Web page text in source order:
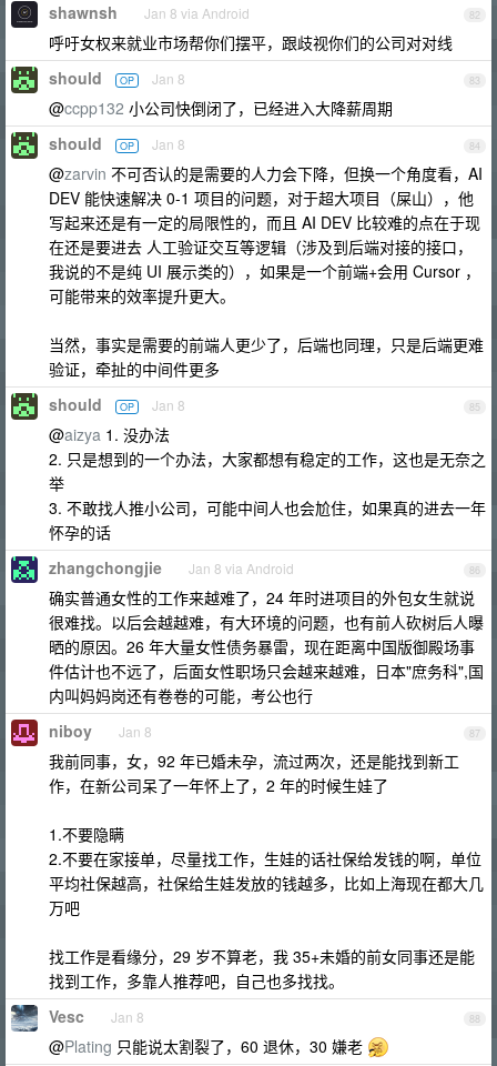
82
shawnsh Jan 8 via Android
呼吁女权来就业市场帮你们摆平，跟歧视你们的公司对对线
83
should OP Jan 8
@ccpp132 小公司快倒闭了，已经进入大降薪周期
84
should OP Jan 8
@zarvin 不可否认的是需要的人力会下降，但换一个角度看，AI
DEV 能快速解决 0-1 项目的问题，对于超大项目（屎山），他
写起来还是有一定的局限性的，而且 AI DEV 比较难的点在于现
在还是要进去 人工验证交互等逻辑（涉及到后端对接的接口，
我说的不是纯 UI 展示类的），如果是一个前端+会用 Cursor ，
可能带来的效率提升更大。
当然，事实是需要的前端人更少了，后端也同理，只是后端更难
验证，牵扯的中间件更多
85
should OP Jan 8
@aizya 1. 没办法
2. 只是想到的一个办法，大家都想有稳定的工作，这也是无奈之
举
3. 不敢找人推小公司，可能中间人也会尬住，如果真的进去一年
怀孕的话
86
zhangchongjie Jan 8 via Android
确实普通女性的工作来越难了，24 年时进项目的外包女生就说
很难找。以后会越越难，有大环境的问题，也有前人砍树后人曝
晒的原因。26 年大量女性债务暴雷，现在距离中国版御殿场事
件估计也不远了，后面女性职场只会越来越难，日本"庶务科",国
内叫妈妈岗还有卷卷的可能，考公也行
87
niboy Jan 8
我前同事，女，92 年已婚未孕，流过两次，还是能找到新工
作，在新公司呆了一年怀上了，2 年的时候生娃了
1.不要隐瞒
2.不要在家接单，尽量找工作，生娃的话社保给发钱的啊，单位
平均社保越高，社保给生娃发放的钱越多，比如上海现在都大几
万吧
找工作是看缘分，29 岁不算老，我 35+未婚的前女同事还是能
找到工作，多靠人推荐吧，自己也多找找。
88
Vesc Jan 8
@Plating 只能说太割裂了，60 退休，30 嫌老